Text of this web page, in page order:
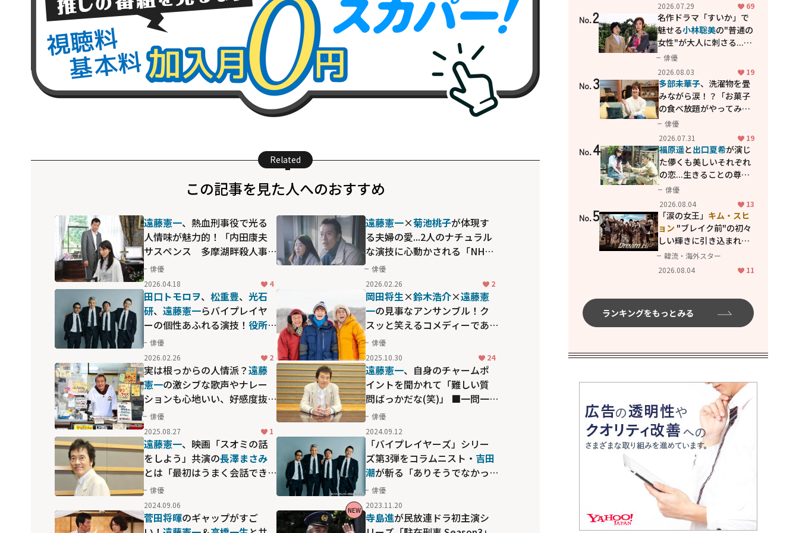
Related
この記事を見た人へのおすすめ
遠藤憲一、熱血刑事役で光る
人情味が魅力的！「内田康夫
サスペンス 多摩湖畔殺人事
件～丹波篠山・酒田・秋田を
結ぶ殺人ルート1000kmの謎
～」
俳優
2026.04.18
4
遠藤憲一×菊池桃子が体現す
る夫婦の愛...2人のナチュラル
な演技に心動かされる「NHK
スペシャル 星影のワルツ」
俳優
2026.02.26
2
田口トモロヲ、 松重豊、 光石
研、 遠藤憲一らバイプレイヤ
ーの個性あふれる演技！ 役所
広司・
も出演「バイプレイヤーズ
もしも100人の名脇役が映画を
作ったら」
俳優
2026.02.26
2
岡田将生×鈴木浩介×遠藤憲
一の見事なアンサンブル！ク
スッと笑えるコメディーであ
りながら芝居の質の高さを堪
能できる「不便な便利屋」
俳優
2025.10.30
24
実は根っからの人情派？遠藤
憲一の激シブな歌声やナレー
ションも心地いい、好感度抜
群の冠番組
俳優
2025.08.27
1
遠藤憲一、自身のチャームポ
イントを聞かれて「難しい質
問ばっかだな(笑)」 ■一問一
答俳優
2024.09.12
遠藤憲一、映画「スオミの話
をしよう」​​共演の長澤まさみ​​
とは「最初はうまく会話でき
ず...」
俳優
2024.09.06
「バイプレイヤーズ」シリー
ズ第3弾をコラムニスト・ 吉田
潮が斬る「ありそうでなかっ
た！名脇役が怒濤の集結」
俳優
2023.11.20
菅田将暉のギャップがすご
寺島進が民放連ドラ初主演シ
NEW
「西部警察 PART-II」
2026.07.29 69
No.2
名作ドラマ「すいか」で
魅せる小林聡美の"普通の
女性"が大人に刺さる...映
画「かもめ食堂」にも通
じる静かな芝居
俳優
2026.08.03
19
No.3 多部未華子、洗濯物を畳
みながら涙！？「お菓子
の食べ放題がやってみた
い」ハンディファン4台の
暑さ対策も明かす
俳優
2026.07.31
19
No.4 福原遥と出口夏希が演じ
た儚くも美しいそれぞれ
の恋...生きることの尊さ
を教えてくれた映画「あ
の花が咲く丘で、君とま
た出会えたら。」
俳優
2026.08.04
13
No.5 「涙の女王」 キム・スヒ
ョン "ブレイク前"の初々
しい輝きに引き込まれ
る...2PM テギョン
共演の青春名作「ドリー
韓流・海外スター
2026.08.04
11
ランキングをもっとみる